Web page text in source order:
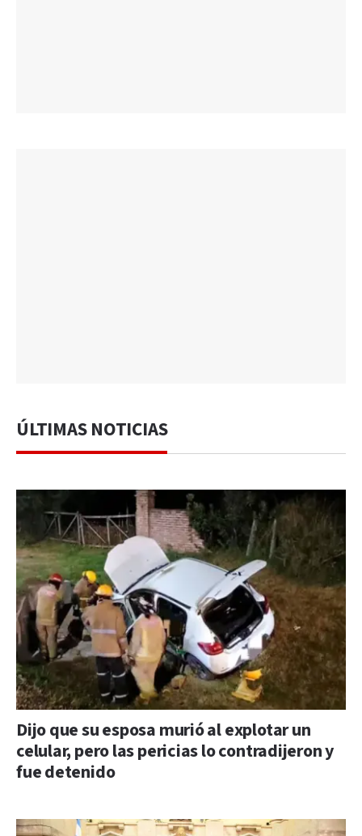
ÚLTIMAS NOTICIAS
Dijo que su esposa murió al explotar un
celular, pero las pericias lo contradijeron y
fue detenido